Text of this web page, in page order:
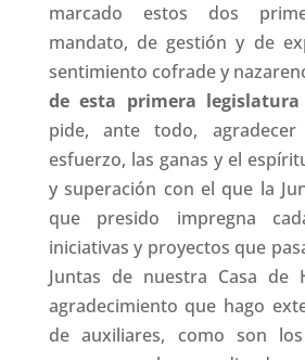
marcado estos dos
mandato, de gestión y de
sentimiento cofrade y
de esta primera legislatura
pide, ante todo,
esfuerzo, las ganas y el
y superación con el que la
que presido impregna
iniciativas y proyectos que
Juntas de nuestra Casa de
agradecimiento que hago
de auxiliares, como son